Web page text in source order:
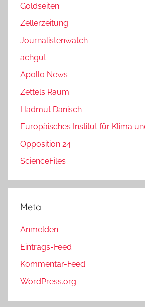
Goldseiten
Zellerzeitung
Journalistenwatch
achgut
Apollo News
Zettels Raum
Hadmut Danisch
Europäisches Institut für Klima
Opposition 24
ScienceFiles
Meta
Anmelden
Eintrags-Feed
Kommentar-Feed
WordPress.org